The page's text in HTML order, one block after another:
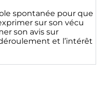
spontanée pour que
sur son vécu
son avis sur
et l’intérêt